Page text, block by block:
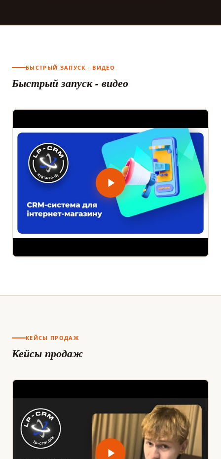
БЫСТРЫЙ ЗАПУСК - ВИДЕО
Быстрый запуск - видео
КЕЙСЫ ПРОДАЖ
Кейсы продаж